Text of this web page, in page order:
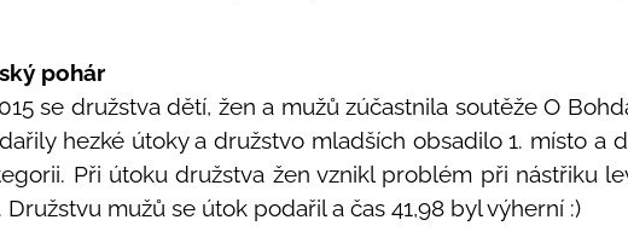
pohár
se družstva dětí, žen a mužů zúčastnila soutěže O
hezké útoky a družstvo mladších obsadilo 1. místo a
Při útoku družstva žen vznikl problém při nástřiku
mužů se útok podařil a čas 41,98 byl výherní :)